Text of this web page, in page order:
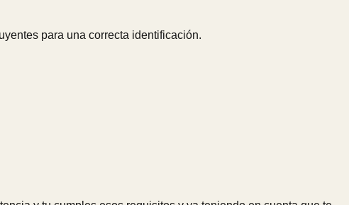
para una correcta identificación.